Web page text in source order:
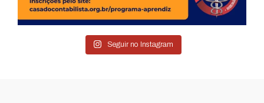
Seguir no Instagram